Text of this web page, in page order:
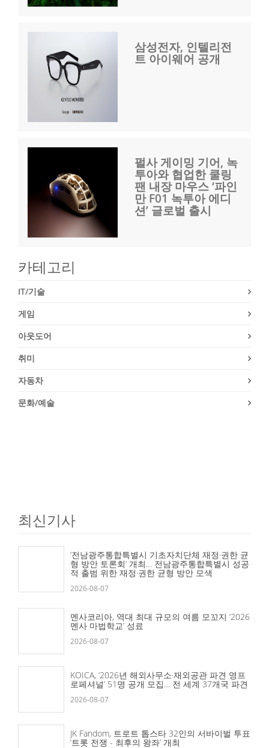
삼성전자, 인텔리전
트 아이웨어 공개
펄사 게이밍 기어, 녹
투아와 협업한 쿨링
팬 내장 마우스 ‘파인
만 F01 녹투아 에디
션’ 글로벌 출시
카테고리
IT/기술
게임
아웃도어
취미
자동차
문화/예술
최신기사
‘전남광주통합특별시 기초자치단체 재정·권한 균
형 방안 토론회’ 개최… 전남광주통합특별시 성공
적 출범 위한 재정·권한 균형 방안 모색
2026-08-07
멘사코리아, 역대 최대 규모의 여름 모꼬지 ‘2026
멘사 마법학교’ 성료
2026-08-07
KOICA, ‘2026년 해외사무소·재외공관 파견 영프
로페셔널’ 51명 공개 모집… 전 세계 37개국 파견
2026-08-07
JK Fandom, 트로트 톱스타 32인의 서바이벌 투표
‘트롯 전쟁 - 최후의 왕좌’ 개최